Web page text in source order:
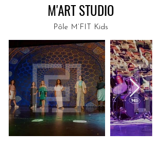
M'ART STUDIO
Pôle M’FIT Kids